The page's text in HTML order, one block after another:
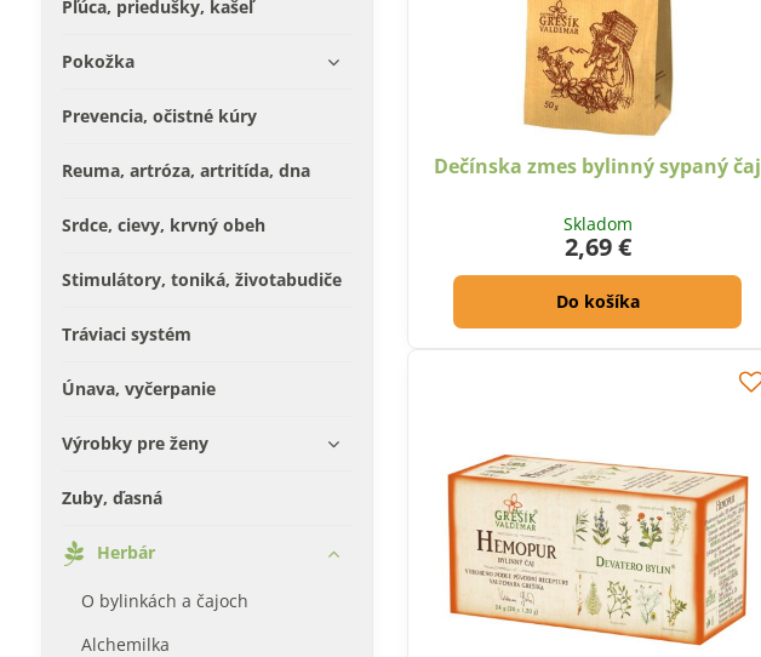
Dečínska zmes bylinný sypaný čaj
Skladom
2,69 €
Do košíka
Pľúca, priedušky, kašeľ
Pokožka
Prevencia, očistné kúry
Reuma, artróza, artritída, dna
Srdce, cievy, krvný obeh
Stimulátory, toniká, životabudiče
Tráviaci systém
Únava, vyčerpanie
Výrobky pre ženy
Zuby, ďasná
Herbár
O bylinkách a čajoch
Alchemilka